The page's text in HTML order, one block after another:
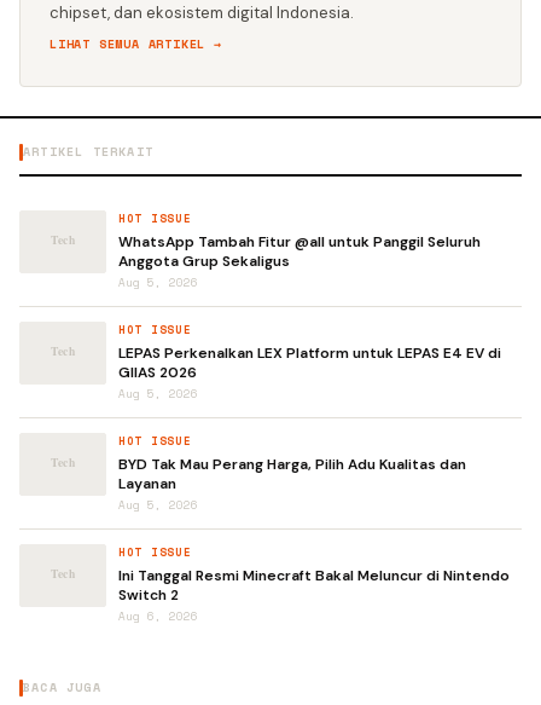
chipset, dan ekosistem digital Indonesia.
LIHAT SEMUA ARTIKEL →
ARTIKEL TERKAIT
HOT ISSUE
WhatsApp Tambah Fitur @all untuk Panggil Seluruh
Anggota Grup Sekaligus
Aug 5, 2026
HOT ISSUE
LEPAS Perkenalkan LEX Platform untuk LEPAS E4 EV di
GIIAS 2026
Aug 5, 2026
HOT ISSUE
BYD Tak Mau Perang Harga, Pilih Adu Kualitas dan
Layanan
Aug 5, 2026
HOT ISSUE
Ini Tanggal Resmi Minecraft Bakal Meluncur di Nintendo
Switch 2
Aug 6, 2026
BACA JUGA